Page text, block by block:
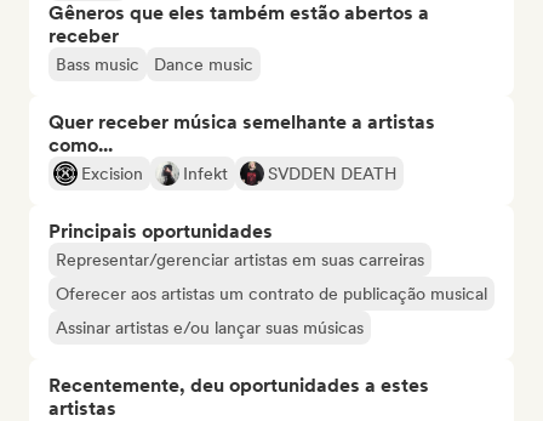
Gêneros que eles também estão abertos a
receber
Bass music Dance music
Quer receber música semelhante a artistas
como...
Excision Infekt SVDDEN DEATH
Principais oportunidades
Representar/gerenciar artistas em suas carreiras
Oferecer aos artistas um contrato de publicação musical
Assinar artistas e/ou lançar suas músicas
Recentemente, deu oportunidades a estes
artistas